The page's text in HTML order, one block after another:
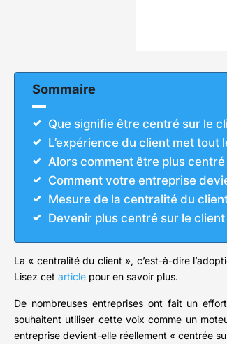
Sommaire
Que signifie être centré sur le
L’expérience du client met tout
Alors comment être plus centré
Comment votre entreprise
Mesure de la centralité du
Devenir plus centré sur le
La « centralité du client », c’est-à-dire
Lisez cet article pour en savoir plus.
De nombreuses entreprises ont fait un
souhaitent utiliser cette voix comme un
entreprise devient-elle réellement « centrée